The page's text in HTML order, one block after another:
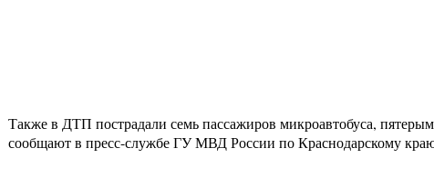
Также в ДТП пострадали семь пассажиров микроавтобуса,
сообщают в пресс-службе ГУ МВД России по Краснодарскому